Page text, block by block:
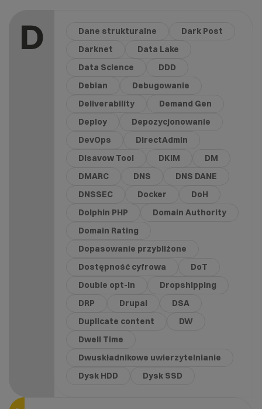
D Dane strukturalne
Dark Post
Darknet
Data Lake
Data Science
DDD
Debian
Debugowanie
Deliverability
Demand Gen
Deploy
Depozycjonowanie
DevOps
DirectAdmin
Disavow Tool
DKIM
DM
DMARC
DNS
DNS DANE
DNSSEC
Docker
DoH
Dolphin PHP
Domain Authority
Domain Rating
Dopasowanie przybliżone
Dostępność cyfrowa
DoT
Double opt-in
Dropshipping
DRP
Drupal
DSA
Duplicate content
DW
Dwell Time
Dwuskładnikowe uwierzytelnianie
Dysk HDD
Dysk SSD